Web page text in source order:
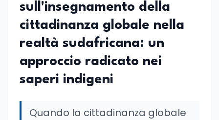
sull'insegnamento della
cittadinanza globale nella
realtà sudafricana: un
approccio radicato nei
saperi indigeni
Quando la cittadinanza globale